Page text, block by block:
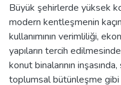
Büyük şehirlerde yüksek
modern kentleşmenin
kullanımının verimliliği,
yapıların tercih
konut binalarının
toplumsal bütünleşme gibi